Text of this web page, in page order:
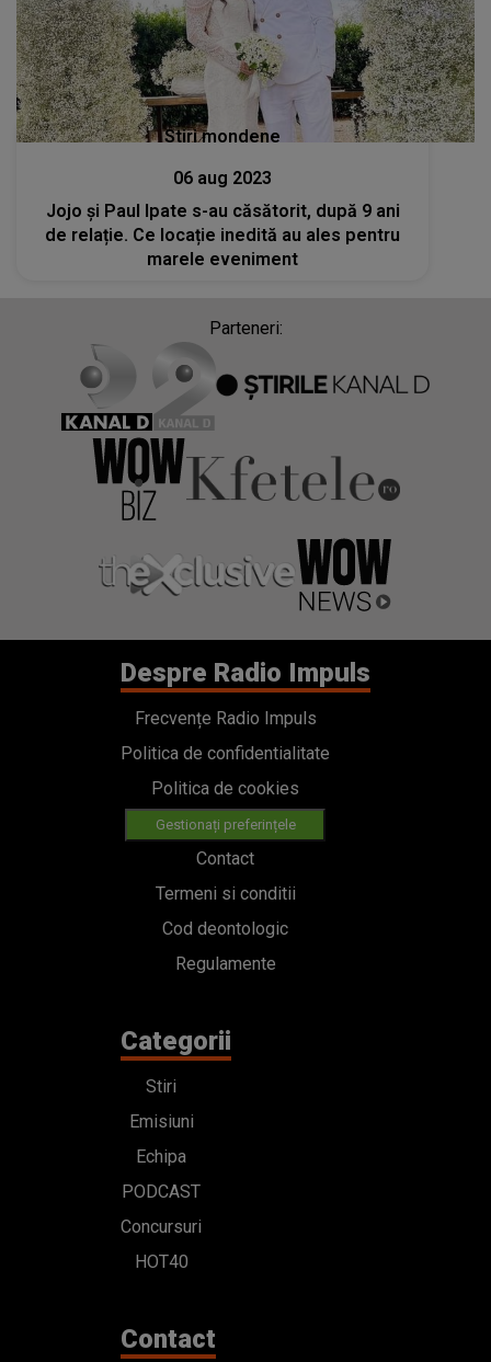
Stiri mondene
06 aug 2023
Jojo și Paul Ipate s-au căsătorit, după 9 ani
de relație. Ce locație inedită au ales pentru
marele eveniment
Parteneri:
Despre Radio Impuls
Frecvențe Radio Impuls
Politica de confidentialitate
Politica de cookies
Gestionați preferințele
Contact
Termeni si conditii
Cod deontologic
Regulamente
Categorii
Stiri
Emisiuni
Echipa
PODCAST
Concursuri
HOT40
Contact